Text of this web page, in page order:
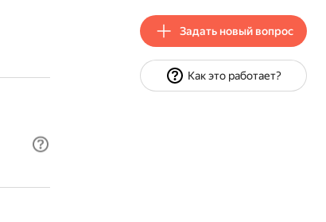
Задать новый вопрос
Как это работает?